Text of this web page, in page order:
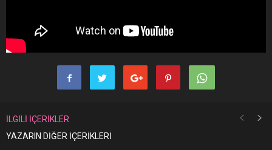
İLGİLİ İÇERİKLER
YAZARIN DİĞER İÇERİKLERİ